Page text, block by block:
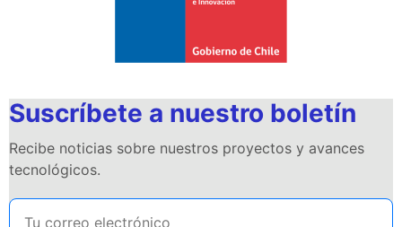
Suscríbete a nuestro boletín
Recibe noticias sobre nuestros proyectos y avances
tecnológicos.